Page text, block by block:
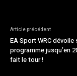
Article précédent
EA Sport WRC dévoile
programme jusqu’en
fait le tour !